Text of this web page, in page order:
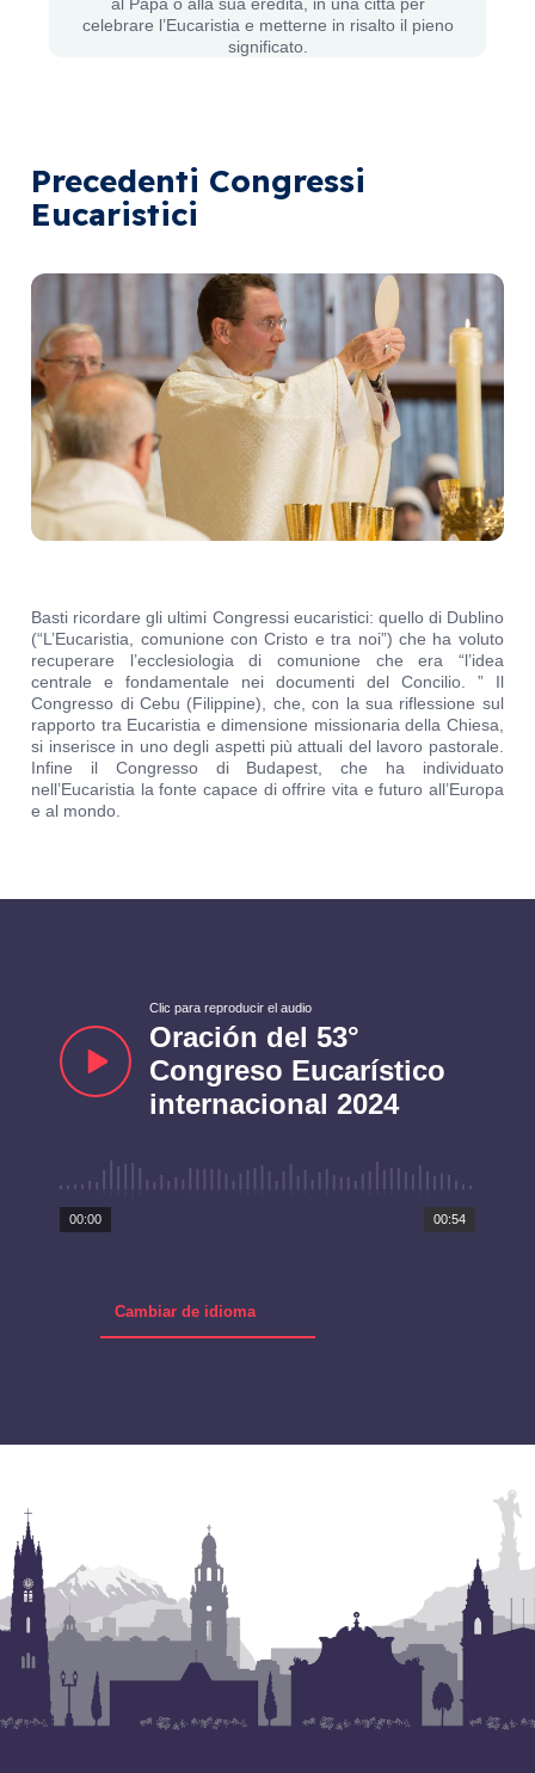
al Papa o alla sua eredità, in una città per
celebrare l’Eucaristia e metterne in risalto il pieno
significato.
Precedenti Congressi
Eucaristici
Basti ricordare gli ultimi Congressi eucaristici: quello di Dublino
(“L’Eucaristia, comunione con Cristo e tra noi”) che ha voluto
recuperare l’ecclesiologia di comunione che era “l’idea
centrale e fondamentale nei documenti del Concilio. ” Il
Congresso di Cebu (Filippine), che, con la sua riflessione sul
rapporto tra Eucaristia e dimensione missionaria della Chiesa,
si inserisce in uno degli aspetti più attuali del lavoro pastorale.
Infine il Congresso di Budapest, che ha individuato
nell’Eucaristia la fonte capace di offrire vita e futuro all’Europa
e al mondo.
Clic para reproducir el audio
Oración del 53°
Congreso Eucarístico
internacional 2024
00:54
00:00